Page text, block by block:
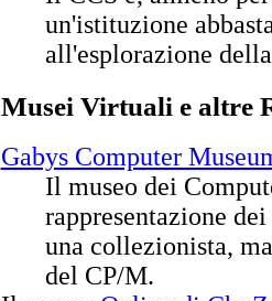
un'istituzione
all'esplorazione
Musei Virtuali e altre
Gabys Computer
Il museo dei
rappresentazione
una collezionista,
del CP/M.